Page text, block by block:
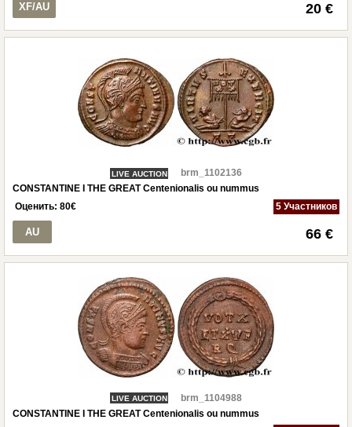
XF/AU 20 €
LIVE AUCTION
brm_1102136
CONSTANTINE I THE GREAT Centenionalis ou nummus
Оценить: 80€ 5 Участников
AU 66 €
LIVE AUCTION
brm_1104988
CONSTANTINE I THE GREAT Centenionalis ou nummus